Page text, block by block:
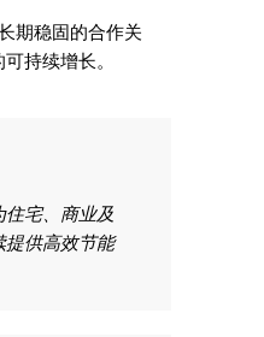
期稳固的合作关
持续增长。
宅、商业及
提供高效节能